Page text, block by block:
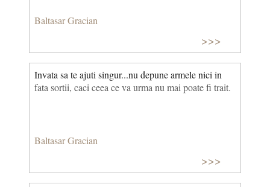
fenomenele sunt generate de înlănțuiri de cauze și
Baltasar Gracian
>>>
Invata sa te ajuti singur...nu depune armele nici in
fata sortii, caci ceea ce va urma nu mai poate fi trait.
Baltasar Gracian
>>>